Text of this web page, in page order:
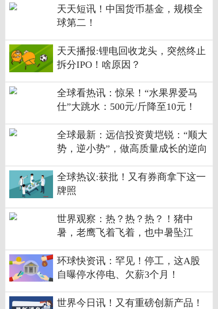
天天短讯！中国货币基金，规模全
球第二！
天天播报:锂电回收龙头，突然终止
拆分IPO！啥原因？
全球看热讯：惊呆！“水果界爱马
仕”大跳水：500元/斤降至10元！
全球最新：远信投资黄垲锐：“顺大
势，逆小势”，做高质量成长的逆向
全球热议:获批！又有券商拿下这一
牌照
世界观察：热？热？热？！猪中
暑，老鹰飞着飞着，也中暑坠江
000
环球快资讯：罕见！停工，这A股
自曝停水停电、欠薪3个月！
世界今日讯！又有重磅创新产品！